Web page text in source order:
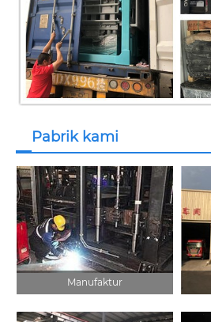
Pabrik kami
Manufaktur